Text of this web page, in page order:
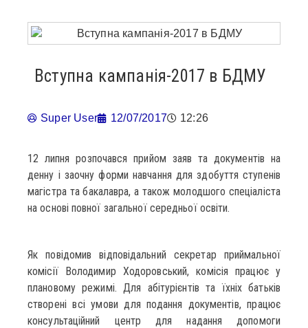
Вступна кампанія-2017 в БДМУ
Super User 12/07/2017 12:26
12 липня розпочався прийом заяв та документів на
денну і заочну форми навчання для здобуття ступенів
магістра та бакалавра, а також молодшого спеціаліста
на основі повної загальної середньої освіти.
Як повідомив відповідальний секретар приймальної
комісії Володимир Ходоровський, комісія працює у
плановому режимі. Для абітурієнтів та їхніх батьків
створені всі умови для подання документів, працює
консультаційний центр для надання допомоги